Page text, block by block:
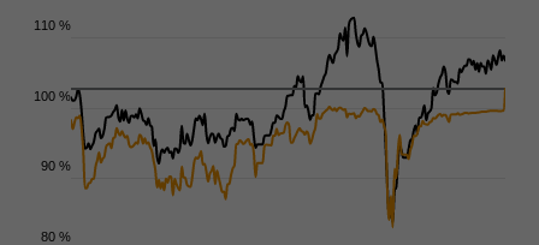
80 %
90 %
100 %
110 %